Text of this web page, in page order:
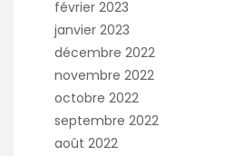
février 2023
janvier 2023
décembre 2022
novembre 2022
octobre 2022
septembre 2022
août 2022